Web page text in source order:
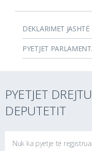
DEKLARIMET
PYETJET
PYETJET
DEPUTETIT
Nuk ka pyetje të